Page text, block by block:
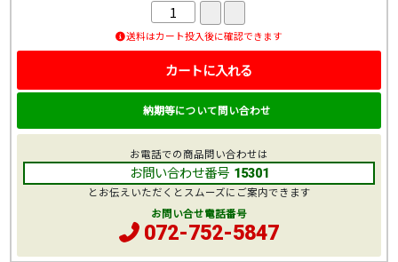
送料はカート投入後に確認できます
カートに入れる
納期等について問い合わせ
お電話での商品問い合わせは
お問い合わせ番号 15301
とお伝えいただくとスムーズにご案内できます
お問い合せ電話番号
072-752-5847